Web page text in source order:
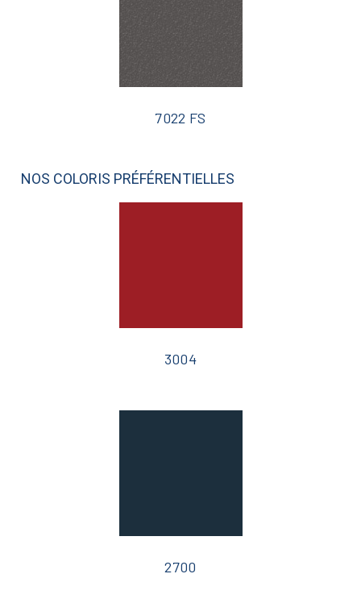
7022 FS
NOS COLORIS PRÉFÉRENTIELLES
3004
2700